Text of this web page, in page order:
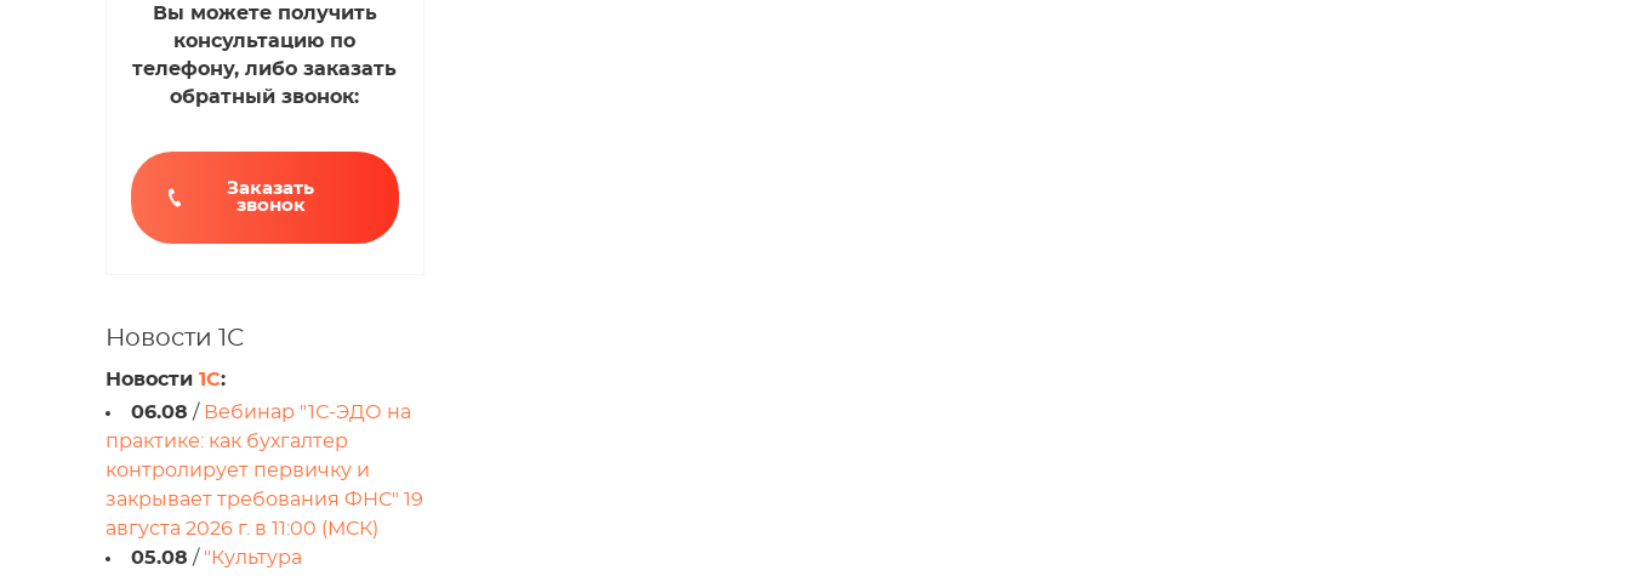
Вы можете получить
консультацию по
телефону, либо заказать
обратный звонок:
Заказать
звонок
Новости 1С
Новости 1С:
06.08 / Вебинар "1С-ЭДО на
практике: как бухгалтер
контролирует первичку и
закрывает требования ФНС" 19
августа 2026 г. в 11:00 (МСК)
05.08 / "Культура